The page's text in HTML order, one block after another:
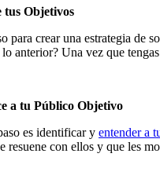
tus Objetivos
para crear una estrategia de
anterior? Una vez que
a tu Público Objetivo
es identificar y entender a
resuene con ellos y que les